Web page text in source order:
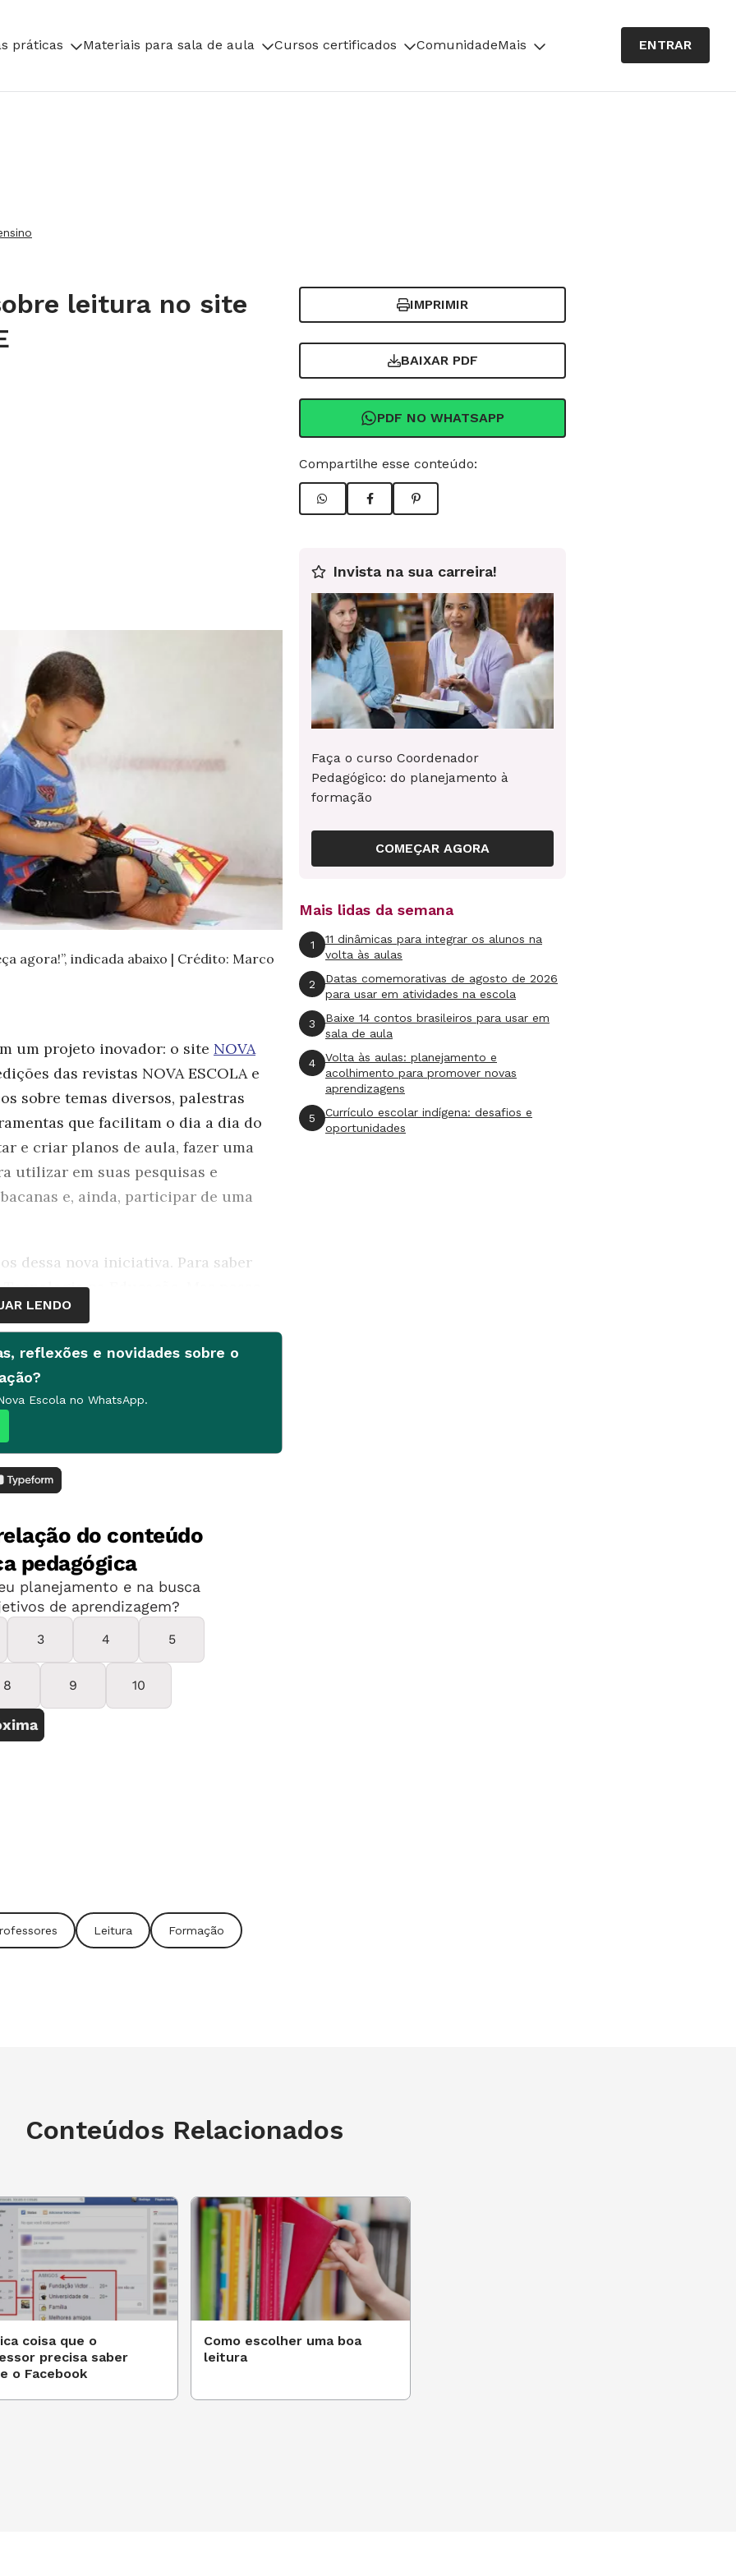
práticas Materiais para sala de aula Cursos certificados ComunidadeMais ENTRAR
leitura no site
IMPRIMIR
BAIXAR PDF
PDF NO WHATSAPP
Compartilhe esse conteúdo:
agora!”, indicada abaixo | Crédito: Marco
um projeto inovador: o site NOVA
das revistas NOVA ESCOLA e
sobre temas diversos, palestras
que facilitam o dia a dia do
e criar planos de aula, fazer uma
utilizar em suas pesquisas e
e, ainda, participar de uma
dessa nova iniciativa. Para saber
na Educação. Mas posso
ESCOLA CLUBE, fazer seu
que vai até 31 de outubro.
por lá, eu fiz uma lista de
tema que nos é caro: a leitura.
em Educação Regina Scarpa
era muito complicado, mas os
para iniciar a leitura no idioma do
auxiliar a garotada a identificar as
escolas, pesquisadores e
da área de Língua Portuguesa da
de um ambiente leitor.
LENDO
reflexões e novidades sobre o
Escola no WhatsApp.
Leitura Formação
Invista na sua carreira!
Faça o curso Coordenador
Pedagógico: do planejamento à
formação
COMEÇAR AGORA
Mais lidas da semana
1
11 dinâmicas para integrar os alunos na
volta às aulas
2
Datas comemorativas de agosto de 2026
para usar em atividades na escola
3
Baixe 14 contos brasileiros para usar em
sala de aula
4
Volta às aulas: planejamento e
acolhimento para promover novas
aprendizagens
5
Currículo escolar indígena: desafios e
oportunidades
Conteúdos Relacionados
coisa que o
precisa saber
o Facebook
Como escolher uma boa
leitura